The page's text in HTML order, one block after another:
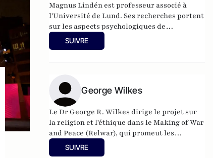
Magnus Lindén est professeur associé à
l'Université de Lund. Ses recherches portent
sur les aspects psychologiques de
l'agression, des abus et des violations des
droits de l'homme, notamment en lien avec
SUIVRE
George Wilkes
Le Dr George R. Wilkes dirige le projet sur
la religion et l'éthique dans le Making of War
and Peace (Relwar), qui promeut les
collaborations de recherche entre
universitaires et praticiens conçues pour
SUIVRE